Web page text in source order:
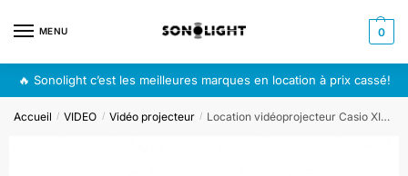
MENU 0
🔥 Sonolight c’est les meilleures marques en location à prix cassé!
Accueil / VIDEO / Vidéo projecteur / Location vidéoprojecteur Casio XIH 2600